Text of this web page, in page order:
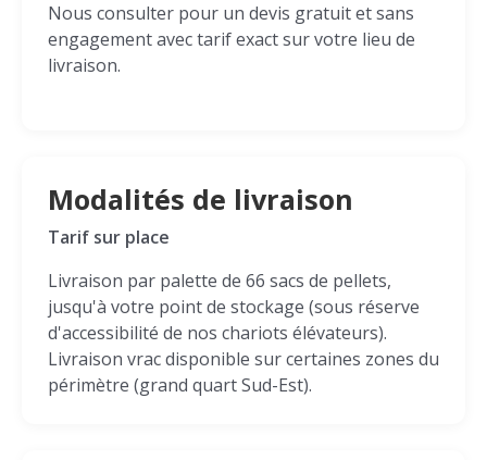
Nous consulter pour un devis gratuit et sans
engagement avec tarif exact sur votre lieu de
livraison.
Modalités de livraison
Tarif sur place
Livraison par palette de 66 sacs de pellets,
jusqu'à votre point de stockage (sous réserve
d'accessibilité de nos chariots élévateurs).
Livraison vrac disponible sur certaines zones du
périmètre (grand quart Sud-Est).